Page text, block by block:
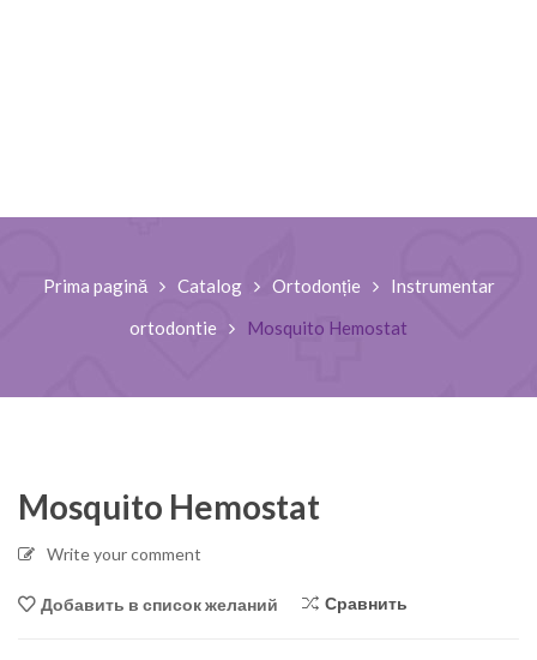
Prima pagină Catalog Ortodonție
Instrumentar
ortodontie
Mosquito Hemostat
Mosquito Hemostat
Write your comment
Добавить в список желаний Сравнить